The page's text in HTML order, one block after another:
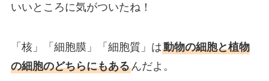
いいところに気がついたね！
「核」「細胞膜」「細胞質」は動物の細胞と植物
の細胞のどちらにもあるんだよ。